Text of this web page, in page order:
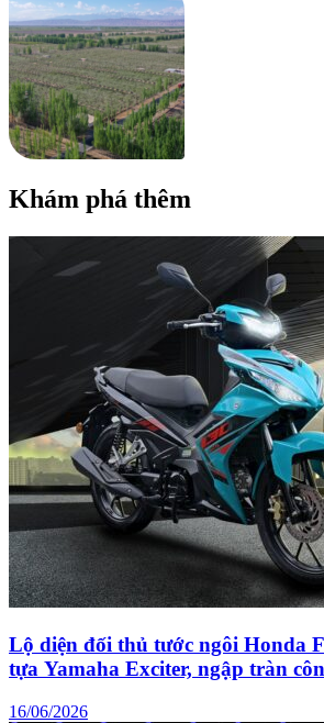
Khám phá thêm
Lộ diện đối thủ tước ngôi Honda
tựa Yamaha Exciter, ngập tràn
16/06/2026